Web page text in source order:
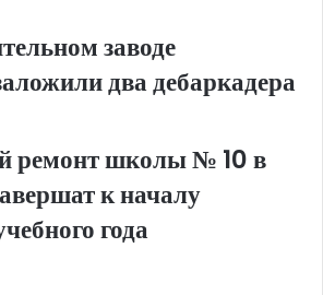
заводе
два дебаркадера
ремонт школы № 10 в
к началу
года